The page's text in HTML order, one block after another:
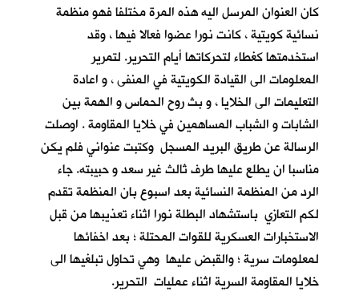
كان العنوان المرسل اليه هذه المرة مختلفا فهو منظمة
نسائية كويتية ، كانت نورا عضوا فعالا فيها ، وقد
استخدمتها كغطاء لتحركاتها أيام التحرير. لتمرير
المعلومات الى القيادة الكويتية في المنفى ، و اعادة
التعليمات الى الخلايا ، و بث روح الحماس و الهمة بين
الشابات و الشباب المساهمين في خلايا المقاومة . اوصلت
الرسالة عن طريق البريد المسجل وكتبت عنواني فلم يكن
مناسبا ان يطلع عليها طرف ثالث غير سعد و حبيبته. جاء
الرد من المنظمة النسائية بعد اسبوع بان المنظمة تقدم
لكم التعازي باستشهاد البطلة نورا اثناء تعذيبها من قبل
الاستخبارات العسكرية للقوات المحتلة ؛ بعد اخفائها
لمعلومات سرية ؛ والقبض عليها وهي تحاول تبلغيها الى
خلايا المقاومة السرية اثناء عمليات التحرير.